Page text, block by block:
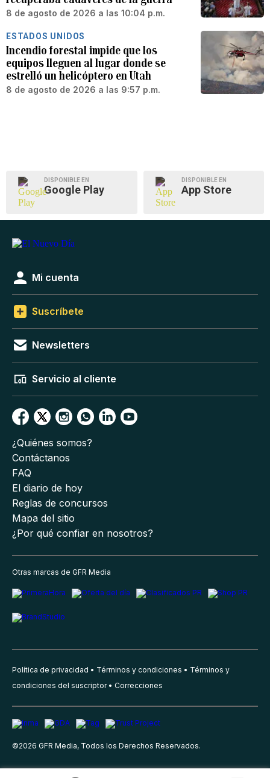
8 de agosto de 2026 a las 10:04 p.m.
ESTADOS UNIDOS
Incendio forestal impide que los
equipos lleguen al lugar donde se
estrelló un helicóptero en Utah
8 de agosto de 2026 a las 9:57 p.m.
DISPONIBLE EN
Google Play
DISPONIBLE EN
App Store
Mi cuenta
Suscríbete
Newsletters
Servicio al cliente
¿Quiénes somos?
Contáctanos
FAQ
El diario de hoy
Reglas de concursos
Mapa del sitio
¿Por qué confiar en nosotros?
Otras marcas de GFR Media
Política de privacidad Términos y condiciones
Términos y
condiciones del suscriptor
Correcciones
©2026 GFR Media, Todos los Derechos Reservados.